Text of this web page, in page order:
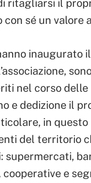
ritagliarsi il
sé un valore
inaugurato
nel corso
e dedizione il
in
del territorio
supermercati,
e